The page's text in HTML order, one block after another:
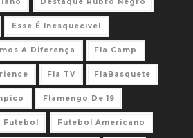
Destaque Rubro Negro
Esse É Inesquecível
A Diferença Fla Camp
Fla TV FlaBasquete
Flamengo De 19
Futebol Futebol Americano